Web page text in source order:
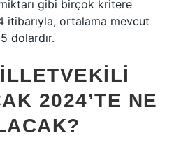
gibi birçok kritere
itibarıyla, ortalama mevcut
dolardır.
2024’TE NE